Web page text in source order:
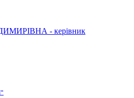
- керівник